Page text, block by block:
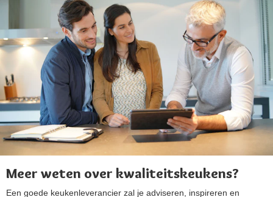
Meer weten over kwaliteitskeukens?
Een goede keukenleverancier zal je adviseren, inspireren en